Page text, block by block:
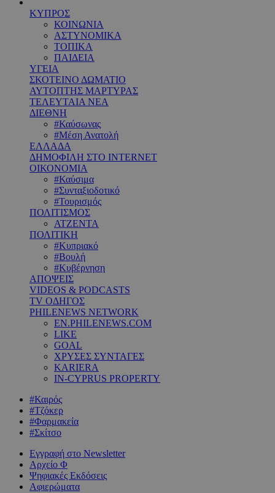
ΚΥΠΡΟΣ
ΚΟΙΝΩΝΙΑ
ΑΣΤΥΝΟΜΙΚΑ
ΤΟΠΙΚΑ
ΠΑΙΔΕΙΑ
ΥΓΕΙΑ
ΣΚΟΤΕΙΝΟ ΔΩΜΑΤΙΟ
ΑΥΤΟΠΤΗΣ ΜΑΡΤΥΡΑΣ
ΤΕΛΕΥΤΑΙΑ ΝΕΑ
ΔΙΕΘΝΗ
#Καύσωνας
#Μέση Ανατολή
ΕΛΛΑΔΑ
ΔΗΜΟΦΙΛΗ ΣΤΟ INTERNET
ΟΙΚΟΝΟΜΙΑ
#Καύσιμα
#Συνταξιοδοτικό
#Τουρισμός
ΠΟΛΙΤΙΣΜΟΣ
ΑΤΖΕΝΤΑ
ΠΟΛΙΤΙΚΗ
#Κυπριακό
#Βουλή
#Κυβέρνηση
ΑΠΟΨΕΙΣ
VIDEOS & PODCASTS
TV ΟΔΗΓΟΣ
PHILENEWS NETWORK
EN.PHILENEWS.COM
LIKE
GOAL
ΧΡΥΣΕΣ ΣΥΝΤΑΓΕΣ
KARIERA
IN-CYPRUS PROPERTY
#Καιρός
#Τζόκερ
#Φαρμακεία
#Σκίτσο
Εγγραφή στο Newsletter
Αρχείο Φ
Ψηφιακές Εκδόσεις
Αφιερώματα